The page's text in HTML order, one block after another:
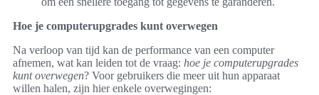
Hoe je computerupgrades kunt overwegen
Na verloop van tijd kan de performance van een computer
afnemen, wat kan leiden tot de vraag: hoe je computerupgrades
kunt overwegen? Voor gebruikers die meer uit hun apparaat
willen halen, zijn hier enkele overwegingen: